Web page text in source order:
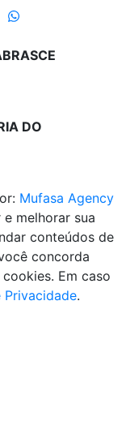
DO
Mufasa Agency
melhorar sua
conteúdos de
concorda
Em caso
Privacidade.